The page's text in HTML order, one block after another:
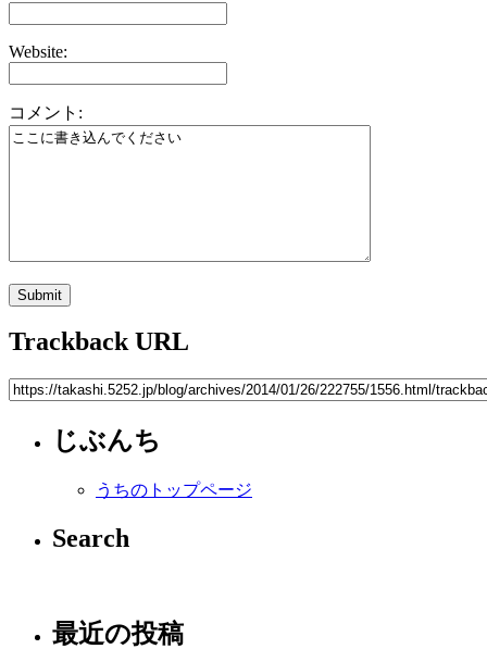
Website:
コメント:
Trackback URL
じぶんち
うちのトップページ
Search
最近の投稿